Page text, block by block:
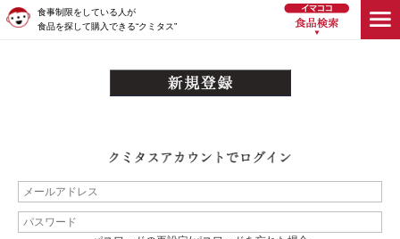
食事制限をしている人が
食品を探して購入できる“クミタス”